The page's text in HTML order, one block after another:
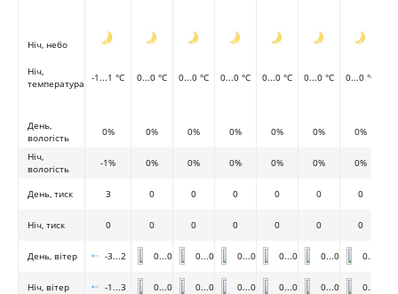
Ніч, небо
Ніч,
температура
-1...1 °C 0...0 °C 0...0 °C 0...0 °C 0...0 °C 0...0 °C 0...0 °C
День,
вологість
0% 0% 0% 0% 0% 0%
0%
Ніч,
вологість
-1% 0% 0% 0% 0% 0% 0%
День, тиск 3 0 0 0 0 0 0
Ніч, тиск 0 0 0 0 0 0 0
День, вітер -3...2 0...0 0...0 0...0 0...0 0...0 0...0
Ніч, вітер -1...3 0...0 0...0 0...0 0...0 0...0 0...0